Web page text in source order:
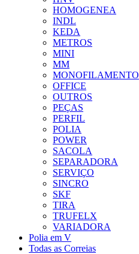
HOMOGENEA
INDL
KEDA
METROS
MINI
MM
MONOFILAMENTO
OFFICE
OUTROS
PEÇAS
PERFIL
POLIA
POWER
SACOLA
SEPARADORA
SERVIÇO
SINCRO
SKF
TIRA
TRUFELX
VARIADORA
Polia em V
Todas as Correias